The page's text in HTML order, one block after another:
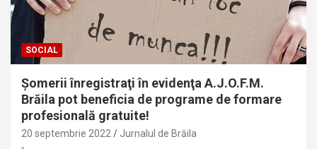
SOCIAL
Șomerii înregistraţi în evidenţa A.J.O.F.M.
Brăila pot beneficia de programe de formare
profesională gratuite!
20 septembrie 2022 Jurnalul de Brăila